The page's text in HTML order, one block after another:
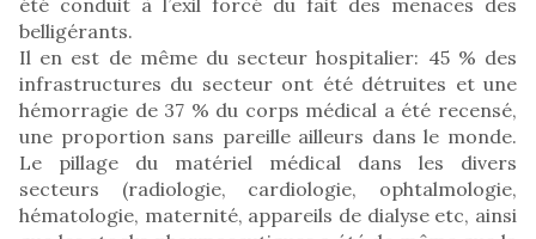
belligérants.
Il en est de même du secteur hospitalier: 45 % des
infrastructures du secteur ont été détruites et une
hémorragie de 37 % du corps médical a été recensé,
une proportion sans pareille ailleurs dans le monde.
Le pillage du matériel médical dans les divers
secteurs (radiologie, cardiologie, ophtalmologie,
hématologie, maternité, appareils de dialyse etc, ainsi